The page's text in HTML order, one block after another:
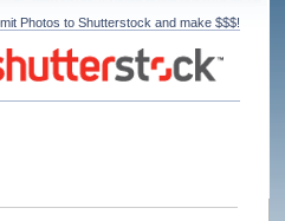
Photos to Shutterstock and make $$$!